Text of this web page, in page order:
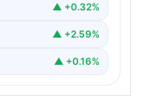
▲ +0.32%
▲ +2.59%
▲ +0.16%